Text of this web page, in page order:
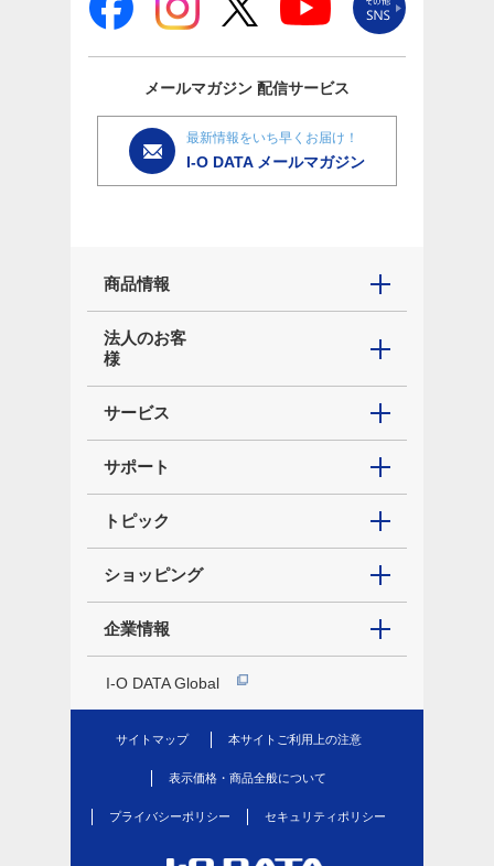
メールマガジン 配信サービス
最新情報をいち早くお届け！
I-O DATA メールマガジン
商品情報
法人のお客
様
サービス
サポート
トピック
ショッピング
企業情報
I-O DATA Global
サイトマップ 本サイトご利用上の注意
表示価格・商品全般について
プライバシーポリシー セキュリティポリシー